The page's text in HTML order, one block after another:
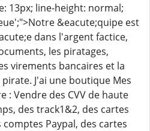
13px; line-height: normal;
&eacute;quipe est
dans l'argent factice,
les piratages,
virements bancaires et la
J'ai une boutique Mes
: Vendre des CVV de haute
des track1&2, des cartes
Paypal, des cartes